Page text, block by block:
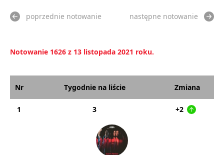
poprzednie notowanie następne notowanie
Notowanie 1626 z 13 listopada 2021 roku.
Nr Tygodnie na liście Zmiana
1 3 +2